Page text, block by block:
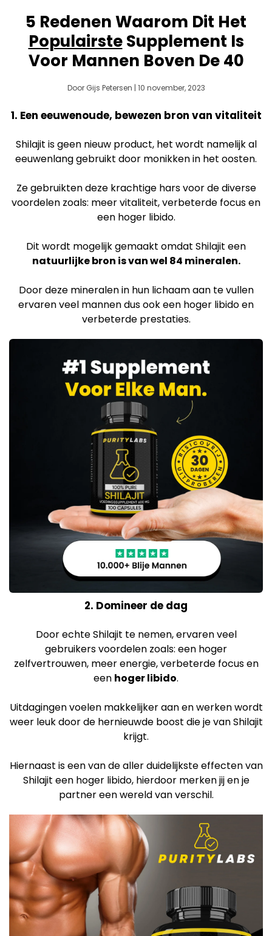
5 Redenen Waarom Dit Het
PopulairsteSupplement Is
Voor Mannen Boven De 40
Door Gijs Petersen | 10 november, 2023
1. Een eeuwenoude, bewezen bron van vitaliteit
Shilajit is geen nieuw product, het wordt namelijk al
eeuwenlang gebruikt door monikken in het oosten.
Ze gebruikten deze krachtige hars voor de diverse
voordelen zoals: meer vitaliteit, verbeterde focus en
een hoger libido.
Dit wordt mogelijk gemaakt omdat Shilajit een
natuurlijke bron is van wel 84 mineralen.
Door deze mineralen in hun lichaam aan te vullen
ervaren veel mannen dus ook een hoger libido en
verbeterde prestaties.
2. Domineer de dag
Door echte Shilajit te nemen, ervaren veel
gebruikers voordelen zoals: een hoger
zelfvertrouwen, meer energie, verbeterde focus en
een hoger libido.
Uitdagingen voelen makkelijker aan en werken wordt
weer leuk door de hernieuwde boost die je van Shilajit
krijgt.
Hiernaast is een van de aller duidelijkste effecten van
Shilajit een hoger libido, hierdoor merken jij en je
partner een wereld van verschil.